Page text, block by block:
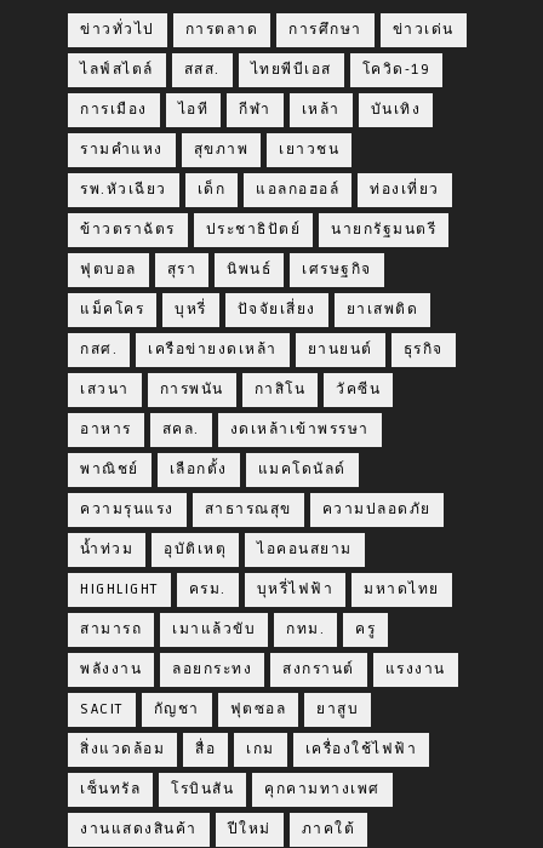
ข่าวทั่วไป การตลาด การศึกษา ข่าวเด่น
ไลฟ์สไตล์ สสส. ไทยพีบีเอส โควิด-19
การเมือง ไอที กีฬา เหล้า บันเทิง
รามคำแหง สุขภาพ เยาวชน
รพ.หัวเฉียว เด็ก แอลกอฮอล์ ท่องเที่ยว
ข้าวตราฉัตร ประชาธิปัตย์ นายกรัฐมนตรี
ฟุตบอล สุรา นิพนธ์ เศรษฐกิจ
แม็คโคร บุหรี่ ปัจจัยเสี่ยง ยาเสพติด
กสศ. เครือข่ายงดเหล้า ยานยนต์ ธุรกิจ
เสวนา การพนัน กาสิโน วัคซีน
อาหาร สคล. งดเหล้าเข้าพรรษา
พาณิชย์ เลือกตั้ง แมคโดนัลด์
ความรุนแรง สาธารณสุข ความปลอดภัย
น้ำท่วม อุบัติเหตุ ไอคอนสยาม
HIGHLIGHT ครม. บุหรี่ไฟฟ้า มหาดไทย
สามารถ เมาแล้วขับ กทม. ครู
พลังงาน ลอยกระทง สงกรานต์ แรงงาน
SACIT กัญชา ฟุตซอล ยาสูบ
สิ่งแวดล้อม สื่อ เกม เครื่องใช้ไฟฟ้า
เซ็นทรัล โรบินสัน คุกคามทางเพศ
งานแสดงสินค้า ปีใหม่ ภาคใต้